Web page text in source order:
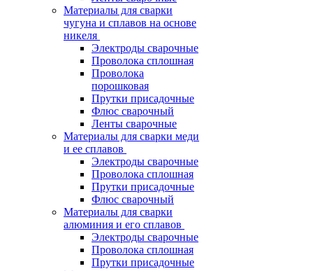
Материалы для сварки
чугуна и сплавов на основе
никеля
Электроды сварочные
Проволока сплошная
Проволока
порошковая
Прутки присадочные
Флюс сварочный
Ленты сварочные
Материалы для сварки меди
и ее сплавов
Электроды сварочные
Проволока сплошная
Прутки присадочные
Флюс сварочный
Материалы для сварки
алюминия и его сплавов
Электроды сварочные
Проволока сплошная
Прутки присадочные